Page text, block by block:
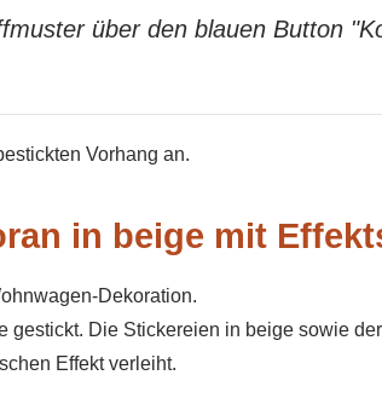
über den blauen Button
Vorhang an.
in beige mit
Dekoration.
Die Stickereien in beige sowie
Effekt verleiht.